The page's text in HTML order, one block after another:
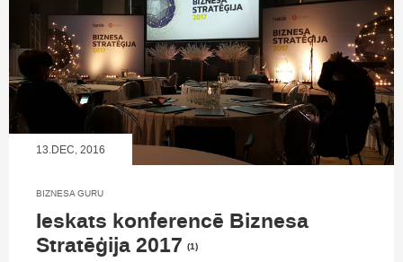
13.DEC, 2016
BIZNESA GURU
Ieskats konferencē Biznesa
Stratēģija 2017 (1)